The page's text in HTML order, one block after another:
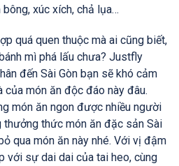
xúc xích, chả lụa…
quá quen thuộc mà ai cũng biết,
mì phá lấu chưa? Justfly
đến Sài Gòn bạn sẽ khó cảm
món ăn độc đáo này đâu.
món ăn ngon được nhiều người
thưởng thức món ăn đặc sản Sài
qua món ăn này nhé. Với vị đậm
với sự dai dai của tai heo, cùng